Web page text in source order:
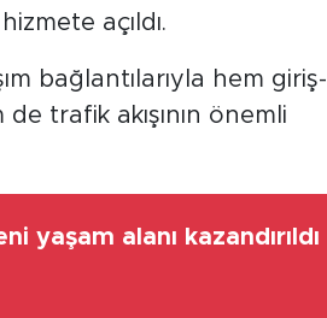
açıldı.
bağlantılarıyla hem giriş-
trafik akışının önemli
yaşam alanı kazandırıldı